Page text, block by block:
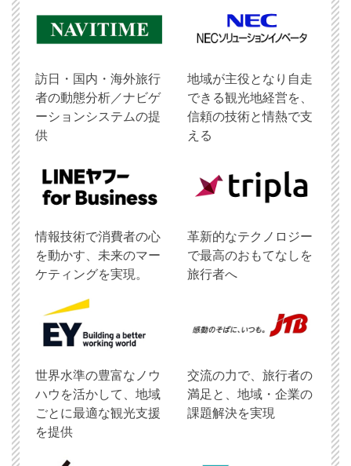
訪日・国内・海外旅行
者の動態分析／ナビゲ
ーションシステムの提
供
地域が主役となり自走
できる観光地経営を、
信頼の技術と情熱で支
える
情報技術で消費者の心
を動かす、未来のマー
ケティングを実現。
革新的なテクノロジー
で最高のおもてなしを
旅行者へ
世界水準の豊富なノウ
ハウを活かして、地域
ごとに最適な観光支援
を提供
交流の力で、旅行者の
満足と、地域・企業の
課題解決を実現